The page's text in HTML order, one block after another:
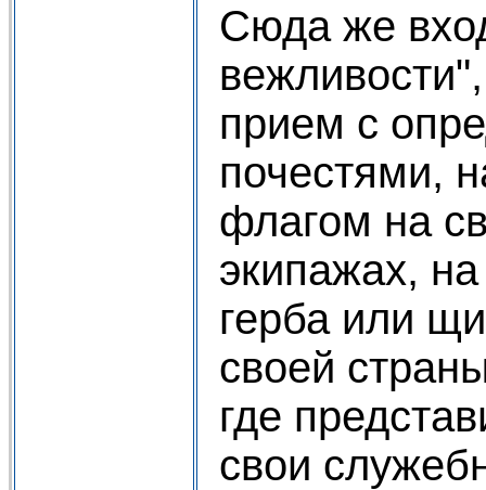
Сюда же
прием с
почестями,
флагом на
экипажах,
герба или
своей
где
свои